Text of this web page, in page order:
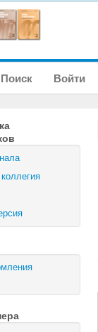
Поиск Войти